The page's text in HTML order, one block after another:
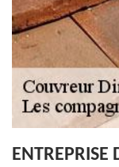
ENTREPRISE